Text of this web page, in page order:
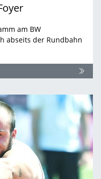
am BW
abseits der Rundbahn